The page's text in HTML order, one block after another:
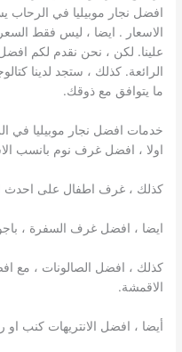
افضل نجار موبيليا في الرحاب
الاسعار . ايضا ، ليس فقط
علينا. لكن ، نحن نقدم لكم
الرائعة. كذلك ، ستجد لدينا
ما يتوافق مع ذوقك.
خدمات افضل نجار موبيليا في
اولا ، افضل غرف نوم بانسب
كذلك ، غرف اطفال على احدث
ايضا ، افضل غرف السفرة ،
كذلك ، افضل الصالونات ، مع
الاقمشة.
أيضا ، افضل الانتريهات كنب او